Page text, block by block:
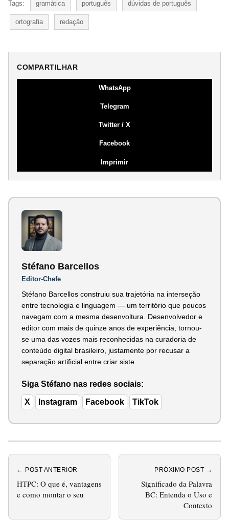
Tags: gramática português dúvidas de português
ortografia redação
COMPARTILHAR
WhatsApp
Telegram
Twitter / X
Facebook
Imprimir
Stéfano Barcellos
Editor-Chefe
Stéfano Barcellos construiu sua trajetória na interseção
entre tecnologia e linguagem — um território que poucos
navegam com a mesma desenvoltura. Desenvolvedor e
editor com mais de quinze anos de experiência, tornou-
se uma das vozes mais reconhecidas na curadoria de
conteúdo digital brasileiro, justamente por recusar a
separação artificial entre criar siste...
Siga Stéfano nas redes sociais:
X Instagram Facebook TikTok
← POST ANTERIOR
HTPC: O que é, vantagens
e como montar o seu
PRÓXIMO POST →
Significado da Palavra
BC: Entenda o Uso e
Contexto